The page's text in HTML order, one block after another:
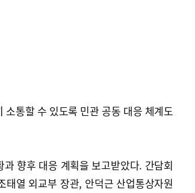
통할 수 있도록 민관 공동 대응 체계도
향후 대응 계획을 보고받았다. 간담회
열 외교부 장관, 안덕근 산업통상자원